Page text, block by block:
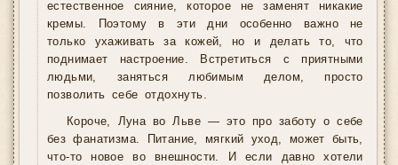
естественное сияние, которое не заменят никакие
кремы. Поэтому в эти дни особенно важно не
только ухаживать за кожей, но и делать то, что
поднимает настроение. Встретиться с приятными
людьми, заняться любимым делом, просто
позволить себе отдохнуть.
Короче, Луна во Льве — это про заботу о себе
без фанатизма. Питание, мягкий уход, может быть,
что-то новое во внешности. И если давно хотели